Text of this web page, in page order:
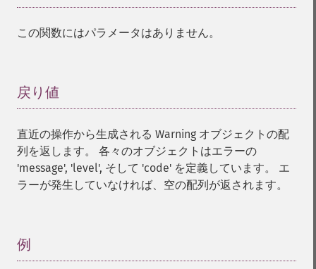
この関数にはパラメータはありません。
戻り値
直近の操作から生成される Warning オブジェクトの配
列を返します。 各々のオブジェクトはエラーの
'message', 'level', そして 'code' を定義しています。 エ
ラーが発生していなければ、空の配列が返されます。
例